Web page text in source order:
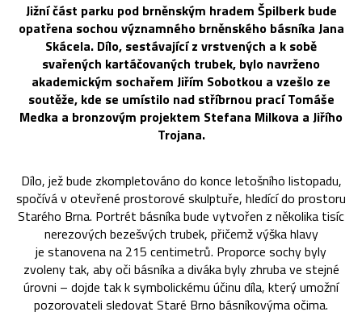
Jižní část parku pod brněnským hradem Špilberk bude
opatřena sochou významného brněnského básníka Jana
Skácela. Dílo, sestávající z vrstvených a k sobě
svařených kartáčovaných trubek, bylo navrženo
akademickým sochařem Jiřím Sobotkou a vzešlo ze
soutěže, kde se umístilo nad stříbrnou prací Tomáše
Medka a bronzovým projektem Stefana Milkova a Jiřího
Trojana.
Dílo, jež bude zkompletováno do konce letošního listopadu,
spočívá v otevřené prostorové skulptuře, hledící do prostoru
Starého Brna. Portrét básníka bude vytvořen z několika tisíc
nerezových bezešvých trubek, přičemž výška hlavy
je stanovena na 215 centimetrů. Proporce sochy byly
zvoleny tak, aby oči básníka a diváka byly zhruba ve stejné
úrovni – dojde tak k symbolickému účinu díla, který umožní
pozorovateli sledovat Staré Brno básníkovýma očima.